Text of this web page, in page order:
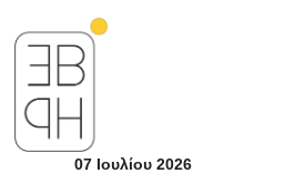
07 Ιουλίου 2026